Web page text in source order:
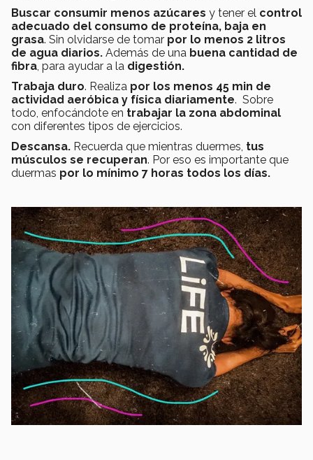
Buscar consumir menos azúcares y tener el control
adecuado del consumo de proteína, baja en
grasa. Sin olvidarse de tomar por lo menos 2 litros
de agua diarios. Además de una buena cantidad de
fibra , para ayudar a la digestión.
Trabaja duro. Realiza por los menos 45 min de
actividad aeróbica y física diariamente. Sobre
todo, enfocándote en trabajar la zona abdominal
con diferentes tipos de ejercicios.
Descansa. Recuerda que mientras duermes, tus
músculos se recuperan. Por eso es importante que
duermas por lo mínimo 7 horas todos los días.